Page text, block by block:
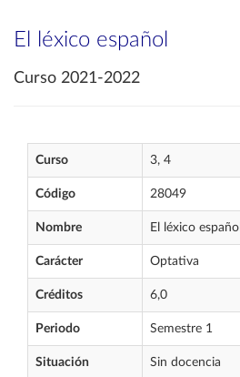
El léxico español
Curso 2021-2022
Curso 3, 4
Código 28049
Nombre El léxico español
Carácter Optativa
Créditos 6,0
Periodo Semestre 1
Situación Sin docencia